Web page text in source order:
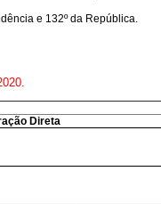
e 132º da República.
Direta